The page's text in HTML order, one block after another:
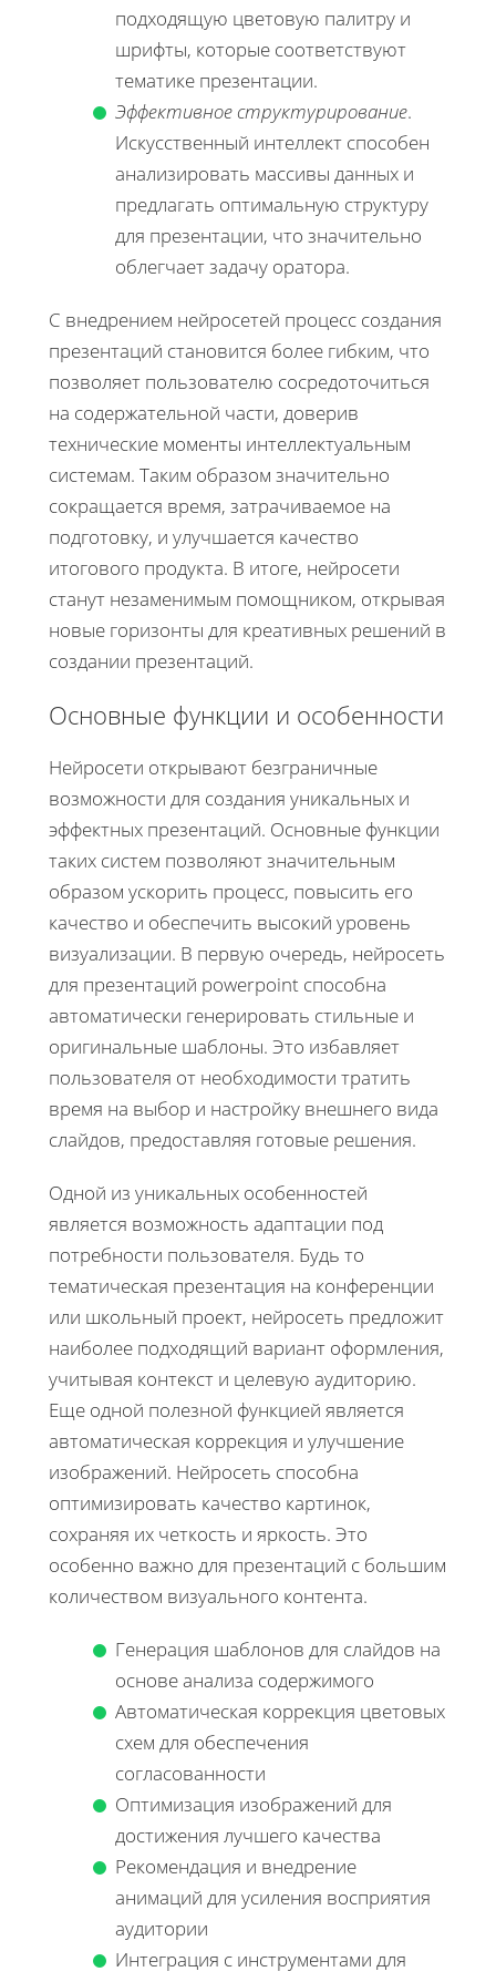
подходящую цветовую палитру и
шрифты, которые соответствуют
тематике презентации.
Эффективное структурирование.
Искусственный интеллект способен
анализировать массивы данных и
предлагать оптимальную структуру
для презентации, что значительно
облегчает задачу оратора.
С внедрением нейросетей процесс создания
презентаций становится более гибким, что
позволяет пользователю сосредоточиться
на содержательной части, доверив
технические моменты интеллектуальным
системам. Таким образом значительно
сокращается время, затрачиваемое на
подготовку, и улучшается качество
итогового продукта. В итоге, нейросети
станут незаменимым помощником, открывая
новые горизонты для креативных решений в
создании презентаций.
Основные функции и особенности
Нейросети открывают безграничные
возможности для создания уникальных и
эффектных презентаций. Основные функции
таких систем позволяют значительным
образом ускорить процесс, повысить его
качество и обеспечить высокий уровень
визуализации. В первую очередь, нейросеть
для презентаций powerpoint способна
автоматически генерировать стильные и
оригинальные шаблоны. Это избавляет
пользователя от необходимости тратить
время на выбор и настройку внешнего вида
слайдов, предоставляя готовые решения.
Одной из уникальных особенностей
является возможность адаптации под
потребности пользователя. Будь то
тематическая презентация на конференции
или школьный проект, нейросеть предложит
наиболее подходящий вариант оформления,
учитывая контекст и целевую аудиторию.
Еще одной полезной функцией является
автоматическая коррекция и улучшение
изображений. Нейросеть способна
оптимизировать качество картинок,
сохраняя их четкость и яркость. Это
особенно важно для презентаций с большим
количеством визуального контента.
Генерация шаблонов для слайдов на
основе анализа содержимого
Автоматическая коррекция цветовых
схем для обеспечения
согласованности
Оптимизация изображений для
достижения лучшего качества
Рекомендация и внедрение
анимаций для усиления восприятия
аудитории
Интеграция с инструментами для